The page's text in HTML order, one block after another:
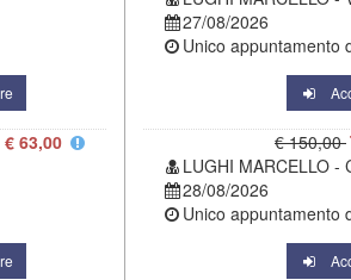
63,00
27/08/2026
Unico appuntamento
€ 150,00
LUGHI MARCELLO -
28/08/2026
Unico appuntamento